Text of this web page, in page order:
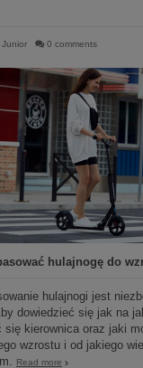
Junior 0 comments
hulajnogę do
hulajnogi jest
dowiedzieć się jak na
się kierownica oraz jaki
wzrostu i od jakiego
Read more